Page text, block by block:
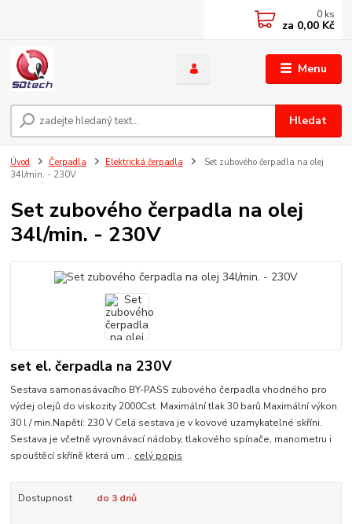
Menu
Hledat
0 ks
za 0,00 Kč
Úvod Čerpadla Elektrická čerpadla
Set zubového čerpadla na olej
34l/min. - 230V
Set zubového čerpadla na olej
34l/min. - 230V
set el. čerpadla na 230V
Sestava samonasávacího BY-PASS zubového čerpadla vhodného pro
výdej olejů do viskozity 2000Cst. Maximální tlak 30 barů.Maximální výkon
30 l / min.Napětí: 230 V Celá sestava je v kovové uzamykatelné skříni.
Sestava je včetně vyrovnávací nádoby, tlakového spínače, manometru i
spouštěcí skříně která um... celý popis
Dostupnost do 3 dnů